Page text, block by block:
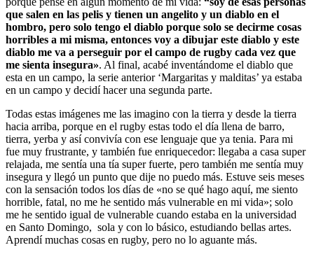
que salen en las pelis y tienen un angelito y un diablo en el
hombro, pero solo tengo el diablo porque solo se decirme cosas
horribles a mi misma, entonces voy a dibujar este diablo y este
diablo me va a perseguir por el campo de rugby cada vez que
me sienta insegura». Al final, acabé inventándome el diablo que
esta en un campo, la serie anterior ‘Margaritas y malditas’ ya estaba
en un campo y decidí hacer una segunda parte.
Todas estas imágenes me las imagino con la tierra y desde la tierra
hacia arriba, porque en el rugby estas todo el día llena de barro,
tierra, yerba y así convivía con ese lenguaje que ya tenia. Para mi
fue muy frustrante, y también fue enriquecedor: llegaba a casa super
relajada, me sentía una tía super fuerte, pero también me sentía muy
insegura y llegó un punto que dije no puedo más. Estuve seis meses
con la sensación todos los días de «no se qué hago aquí, me siento
horrible, fatal, no me he sentido más vulnerable en mi vida»; solo
me he sentido igual de vulnerable cuando estaba en la universidad
en Santo Domingo, sola y con lo básico, estudiando bellas artes.
Aprendí muchas cosas en rugby, pero no lo aguante más.